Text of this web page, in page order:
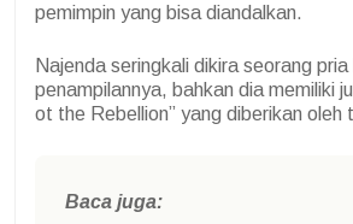
pemimpin yang bisa diandalkan.
Najenda seringkali dikira seorang
penampilannya, bahkan dia memiliki
ot the Rebellion” yang diberikan oleh
Baca juga: